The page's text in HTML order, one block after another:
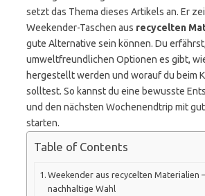
setzt das Thema dieses Artikels an. Er
Weekender-Taschen aus recycelten
gute Alternative sein können. Du
umweltfreundlichen Optionen es gibt,
hergestellt werden und worauf du beim
solltest. So kannst du eine bewusste
und den nächsten Wochenendtrip mit
starten.
Table of Contents
Weekender aus recycelten Materialien
nachhaltige Wahl